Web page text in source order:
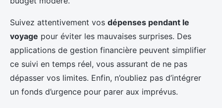
Suivez attentivement vos dépenses pendant le
voyage pour éviter les mauvaises surprises. Des
applications de gestion financière peuvent simplifier
ce suivi en temps réel, vous assurant de ne pas
dépasser vos limites. Enfin, n’oubliez pas d’intégrer
un fonds d’urgence pour parer aux imprévus.